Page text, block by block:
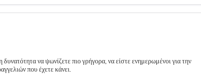
να ψωνίζετε πιο γρήγορα, να είστε ενημερωμένοι για την
που έχετε κάνει.